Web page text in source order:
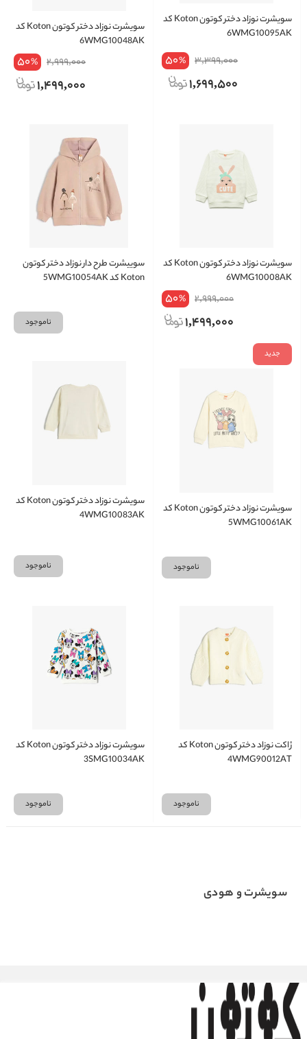
سویشرت نوزاد دختر کوتون Koton کد
6WMG10095AK
3,399,000
50%
1,699,500
سویشرت نوزاد دختر کوتون Koton کد
6WMG10048AK
2,999,000
50%
1,499,000
سویشرت نوزاد دختر کوتون Koton کد
6WMG10008AK
2,999,000
50%
1,499,000
سوییشرت طرح دار نوزاد دختر کوتون
Koton کد 5WMG10054AK
ناموجود
جدید
سویشرت نوزاد دختر کوتون Koton کد
5WMG10061AK
ناموجود
سویشرت نوزاد دختر کوتون Koton کد
4WMG10083AK
ناموجود
ژاکت نوزاد دختر کوتون Koton کد
4WMG90012AT
ناموجود
سویشرت نوزاد دختر کوتون Koton کد
3SMG10034AK
ناموجود
سویشرت و هودی